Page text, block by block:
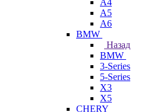
A4
A5
A6
BMW
Назад
BMW
3-Series
5-Series
X3
X5
CHERY